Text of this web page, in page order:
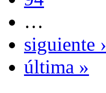
…
siguiente ›
última »